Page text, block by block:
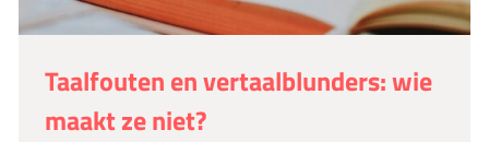
Taalfouten en vertaalblunders: wie
maakt ze niet?